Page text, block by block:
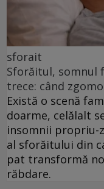
sforait
Sforăitul, somnul
trece: când
Există o scenă
doarme, celălalt
insomnii propriu-
al sforăitului din
pat transformă
răbdare.